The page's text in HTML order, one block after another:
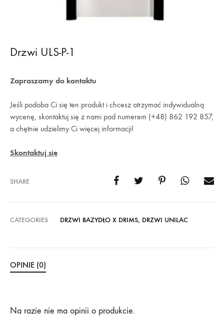
Drzwi ULS-P-1
Zapraszamy do kontaktu
Jeśli podoba Ci się ten produkt i chcesz otrzymać indywidualną
wycenę, skontaktuj się z nami pod numerem (+48) 862 192 857,
a chętnie udzielimy Ci więcej informacji!
Skontaktuj się
SHARE
CATEGORIES DRZWI BAZYDŁO X DRIMS, DRZWI UNILAC
OPINIE (0)
Na razie nie ma opinii o produkcie.